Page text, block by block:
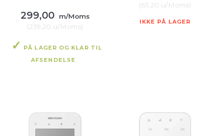
299,00
m/Moms
(239,20 u/Moms)
PÅ LAGER OG KLAR TIL
AFSENDELSE
(63,20 u/Moms)
IKKE PÅ LAGER